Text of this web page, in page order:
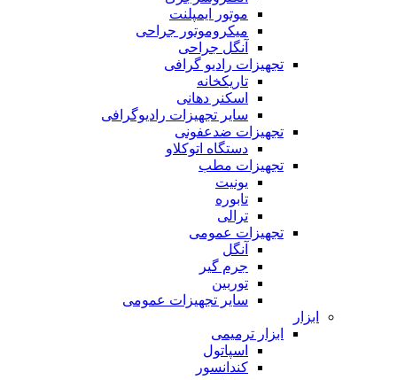
موتور ایمپلنت
میکروموتور جراحی
آنگل جراحی
تجهیزات رادیو گرافی
تاریکخانه
اسکنر دهانی
سایر تجهیزات رادیوگرافی
تجهیزات ضدعفونی
دستگاه اتوکلاو
تجهیزات مطب
یونیت
تابوره
ترالی
تجهیزات عمومی
آنگل
جرم گیر
توربین
سایر تجهیزات عمومی
ابزار
ابزار ترمیمی
اسپاتول
کندانسور